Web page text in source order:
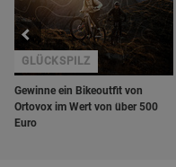
Gewinne ein Bikeoutfit von
Ortovox im Wert von über 500
Euro
GLÜCKSPILZ